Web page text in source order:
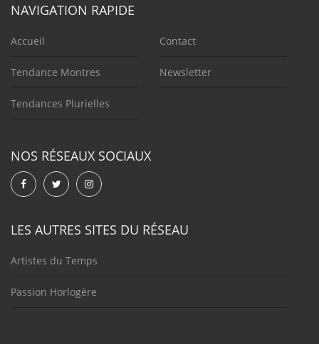
NAVIGATION RAPIDE
Accueil
Tendance Montres
Tendances Plurielles
Contact
Newsletter
NOS RÉSEAUX SOCIAUX
LES AUTRES SITES DU RÉSEAU
Artistes du Temps
Passion Horlogère